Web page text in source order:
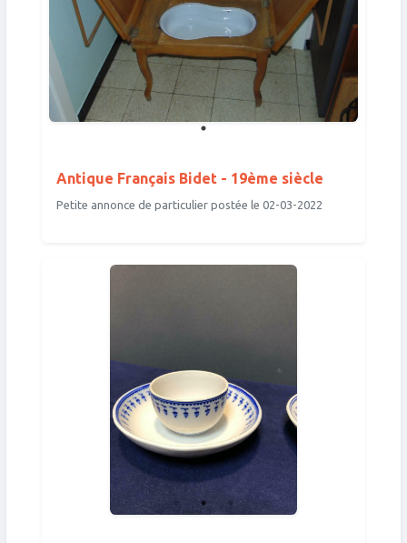
Antique Français Bidet - 19ème siècle
Petite annonce de particulier postée le 02-03-2022